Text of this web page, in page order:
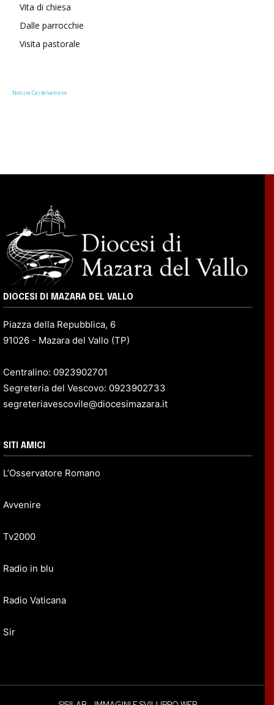
Vita di chiesa
Dalle parrocchie
Visita pastorale
Notizie Castelvetrano
DIOCESI DI MAZARA DEL VALLO
Piazza della Repubblica, 6
91026 - Mazara del Vallo (TP)
Centralino: 0923902701
Segreteria del Vescovo: 0923902733
segreteriavescovile@diocesimazara.it
SITI AMICI
L’Osservatore Romano
Avvenire
Tv2000
Radio in blu
Radio Vaticana
Sir